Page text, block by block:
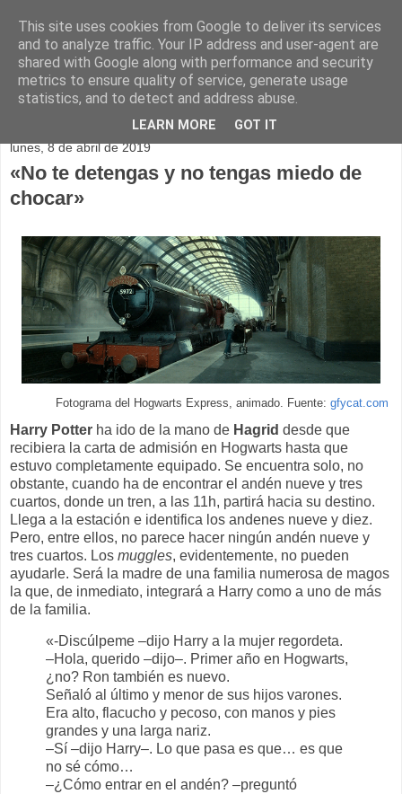
lunes, 8 de abril de 2019
«No te detengas y no tengas miedo de
chocar»
Fotograma del Hogwarts Express, animado. Fuente: gfycat.com
Harry Potter ha ido de la mano de Hagrid desde que
recibiera la carta de admisión en Hogwarts hasta que
estuvo completamente equipado. Se encuentra solo, no
obstante, cuando ha de encontrar el andén nueve y tres
cuartos, donde un tren, a las 11h, partirá hacia su destino.
Llega a la estación e identifica los andenes nueve y diez.
Pero, entre ellos, no parece hacer ningún andén nueve y
tres cuartos. Los muggles, evidentemente, no pueden
ayudarle. Será la madre de una familia numerosa de magos
la que, de inmediato, integrará a Harry como a uno de más
de la familia.
«-Discúlpeme –dijo Harry a la mujer regordeta.
–Hola, querido –dijo–. Primer año en Hogwarts,
¿no? Ron también es nuevo.
Señaló al último y menor de sus hijos varones.
Era alto, flacucho y pecoso, con manos y pies
grandes y una larga nariz.
–Sí –dijo Harry–. Lo que pasa es que… es que
no sé cómo…
–¿Cómo entrar en el andén? –preguntó
This site uses cookies from Google to deliver its services
and to analyze traffic. Your IP address and user-agent are
shared with Google along with performance and security
metrics to ensure quality of service, generate usage
statistics, and to detect and address abuse.
LEARN MORE GOT IT